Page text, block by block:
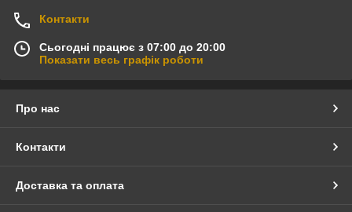
Контакти
Сьогодні працює з 07:00 до 20:00
Показати весь графік роботи
Про нас
Контакти
Доставка та оплата